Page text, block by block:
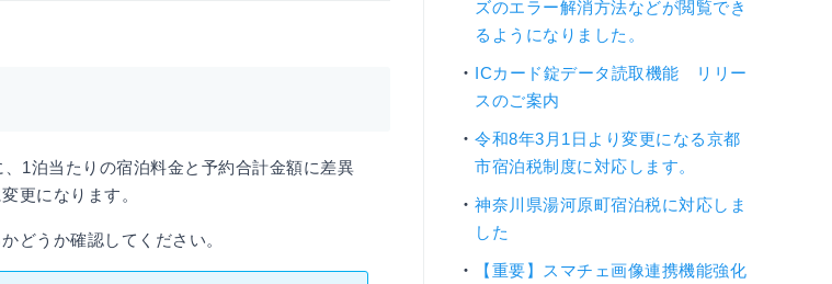
1泊当たりの宿泊料金と予約合計金額に差異
更になります。
どうか確認してください。
ズのエラー解消方法などが閲覧でき
るようになりました。
ICカード錠データ読取機能 リリー
スのご案内
令和8年3月1日より変更になる京都
市宿泊税制度に対応します。
神奈川県湯河原町宿泊税に対応しま
した
【重要】スマチェ画像連携機能強化